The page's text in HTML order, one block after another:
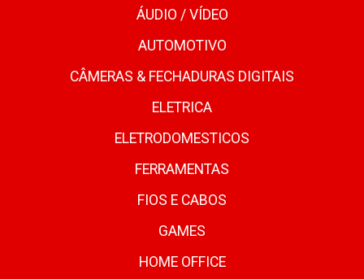
ÁUDIO / VÍDEO
AUTOMOTIVO
CÂMERAS & FECHADURAS DIGITAIS
ELETRICA
ELETRODOMESTICOS
FERRAMENTAS
FIOS E CABOS
GAMES
HOME OFFICE